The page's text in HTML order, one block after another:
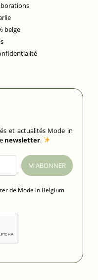
belge
et actualités Mode in
newsletter.
M'ABONNER
de Mode in Belgium